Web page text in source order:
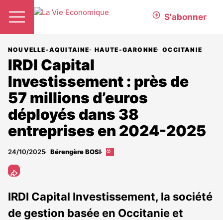
S'abonner
NOUVELLE-AQUITAINE HAUTE-GARONNE OCCITANIE
IRDI Capital
Investissement : près de
57 millions d’euros
déployés dans 38
entreprises en 2024-2025
24/10/2025 Bérengère BOSI
Cet
aux
abonnés
IRDI Capital Investissement, la société
de gestion basée en Occitanie et